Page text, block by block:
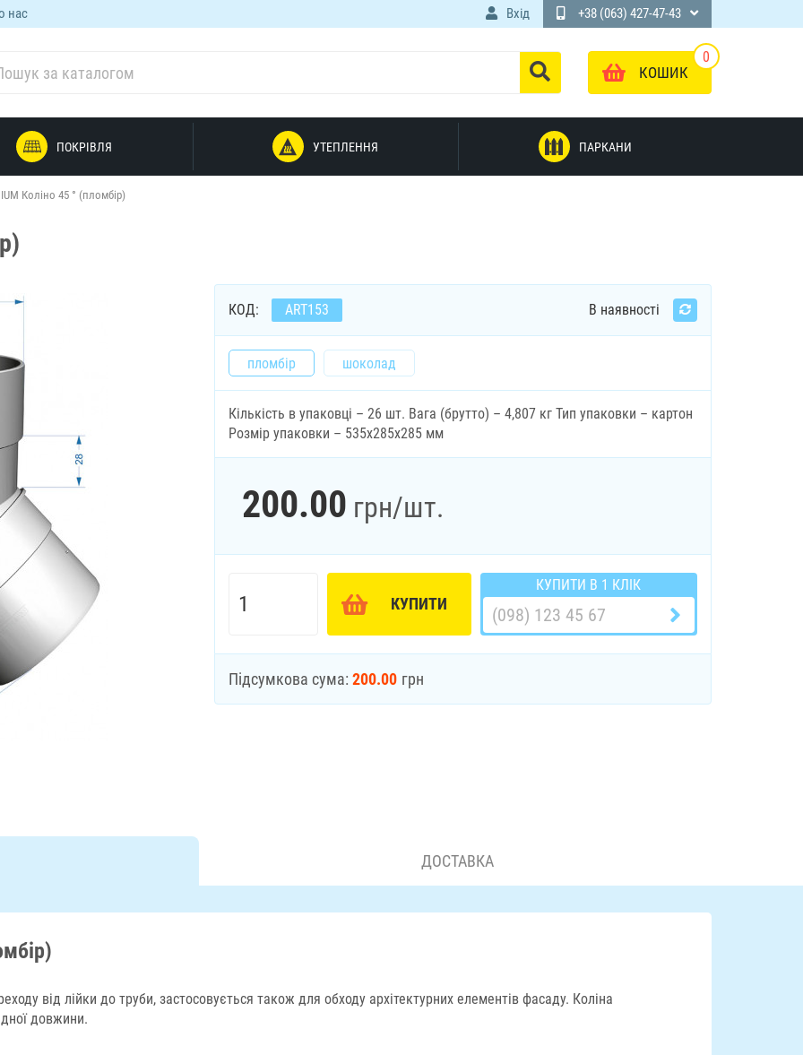
нас Вхід +38 (063) 427-47-43
0
КОШИК
ПОКРІВЛЯ УТЕПЛЕННЯ ПАРКАНИ
Коліно 45 ° (пломбір)
КОД: ART153 В наявності
пломбір шоколад
Кількість в упаковці – 26 шт. Вага (брутто) – 4,807 кг Тип упаковки – картон
Розмір упаковки – 535х285х285 мм
200.00 грн/шт.
КУПИТИ
КУПИТИ В 1 КЛІК
Підсумкова сума: 200.00 грн
ДОСТАВКА
від лійки до труби, застосовується також для обходу архітектурних елементів фасаду. Коліна
довжини.